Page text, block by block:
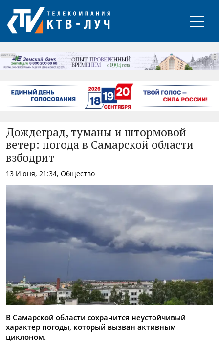
РЕКЛАМА
Дождеград, туманы и штормовой
ветер: погода в Самарской области
взбодрит
13 Июня, 21:34, Общество
В Самарской области сохранится неустойчивый
характер погоды, который вызван активным
циклоном.